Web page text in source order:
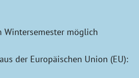
Wintersemester möglich
der Europäischen Union (EU):